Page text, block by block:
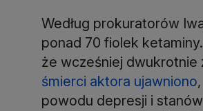
Według prokuratorów
ponad 70 fiolek
że wcześniej dwukrotnie
śmierci aktora ujawniono
powodu depresji i